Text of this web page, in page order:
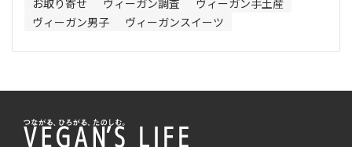
お取り寄せ
ヴィーガン調査
ヴィーガン手土産
ヴィーガン男子
ヴィーガンスイーツ